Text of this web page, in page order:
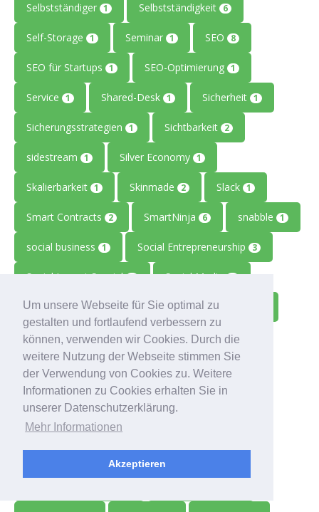
Um unsere Webseite für Sie optimal zu
gestalten und fortlaufend verbessern zu
können, verwenden wir Cookies. Durch die
weitere Nutzung der Webseite stimmen Sie
der Verwendung von Cookies zu. Weitere
Informationen zu Cookies erhalten Sie in
unserer Datenschutzerklärung.
Mehr Informationen
Akzeptieren
Selbstständiger 1 Selbstständigkeit 6
Self-Storage 1 Seminar 1 SEO 8
SEO für Startups 1 SEO-Optimierung 1
Service 1 Shared-Desk 1 Sicherheit 1
Sicherungsstrategien 1 Sichtbarkeit 2
sidestream 1 Silver Economy 1
Skalierbarkeit 1 Skinmade 2 Slack 1
Smart Contracts 2 SmartNinja 6 snabble 1
social business 1 Social Entrepreneurship 3
Social Impact Special 1 Social Media 3
Social Media Engagement 1 Social Startup
Socialads 1 Socialbnb 1 Software
Softwareentwicklung 1 Sommerfest
Sonah 1 sp-connect 22
Speed Networking 2